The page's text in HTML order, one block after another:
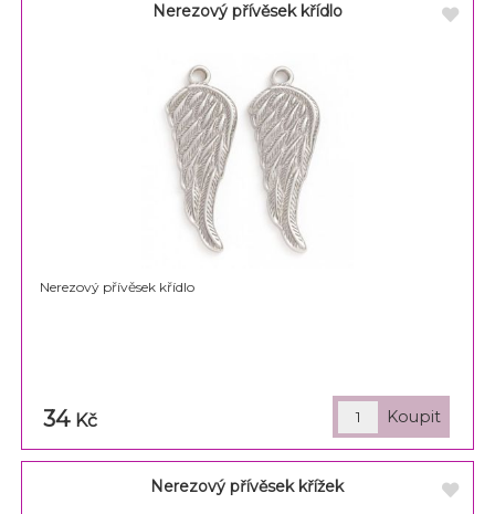
Nerezový přívěsek křídlo
Nerezový přívěsek křídlo
34 Kč
Nerezový přívěsek křížek